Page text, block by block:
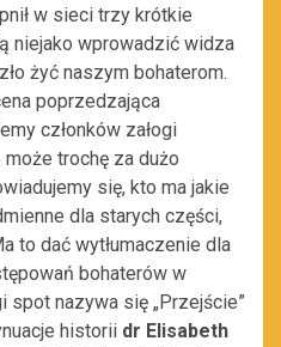
w sieci trzy krótkie
niejako wprowadzić widza
żyć naszym bohaterom.
poprzedzająca
członków załogi
trochę za dużo
się, kto ma jakie
dla starych części,
to dać wytłumaczenie dla
bohaterów w
spot nazywa się „Przejście”
historii dr Elisabeth